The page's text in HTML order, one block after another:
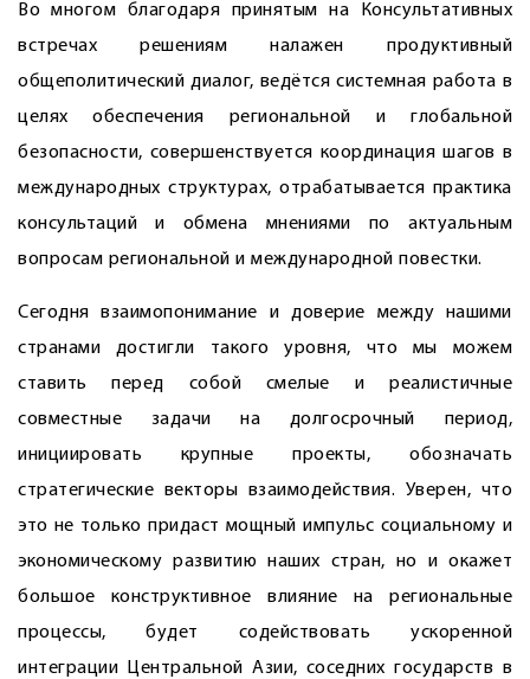
Во многом благодаря принятым на Консультативных
встречах решениям налажен продуктивный
общеполитический диалог, ведётся системная работа в
целях обеспечения региональной и глобальной
безопасности, совершенствуется координация шагов в
международных структурах, отрабатывается практика
консультаций и обмена мнениями по актуальным
вопросам региональной и международной повестки.
Сегодня взаимопонимание и доверие между нашими
странами достигли такого уровня, что мы можем
ставить перед собой смелые и реалистичные
совместные задачи на долгосрочный период,
инициировать крупные проекты, обозначать
стратегические векторы взаимодействия. Уверен, что
это не только придаст мощный импульс социальному и
экономическому развитию наших стран, но и окажет
большое конструктивное влияние на региональные
процессы, будет содействовать ускоренной
интеграции Центральной Азии, соседних государств в